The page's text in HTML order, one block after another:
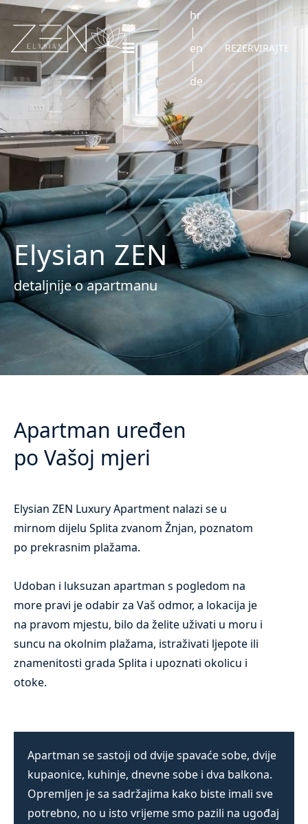
REZERVIRAJTE
hr
|
en
|
de
Elysian ZEN
detaljnije o apartmanu
Apartman uređen
po Vašoj mjeri
Elysian ZEN Luxury Apartment nalazi se u
mirnom dijelu Splita zvanom Žnjan, poznatom
po prekrasnim plažama.
Udoban i luksuzan apartman s pogledom na
more pravi je odabir za Vaš odmor, a lokacija je
na pravom mjestu, bilo da želite uživati u moru i
suncu na okolnim plažama, istraživati ljepote ili
znamenitosti grada Splita i upoznati okolicu i
otoke.
Apartman se sastoji od dvije spavaće sobe, dvije
kupaonice, kuhinje, dnevne sobe i dva balkona.
Opremljen je sa sadržajima kako biste imali sve
potrebno, no u isto vrijeme smo pazili na ugođaj